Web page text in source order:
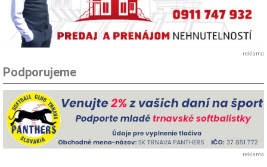
reklama
Podporujeme
reklama